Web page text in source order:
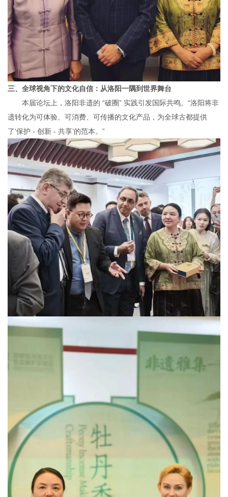
三、全球视角下的文化自信：从洛阳一隅到世界舞台
本届论坛上，洛阳非遗的 “破圈” 实践引发国际共鸣。“洛阳将非
遗转化为可体验、可消费、可传播的文化产品，为全球古都提供
了‘保护 - 创新 - 共享’的范本。”